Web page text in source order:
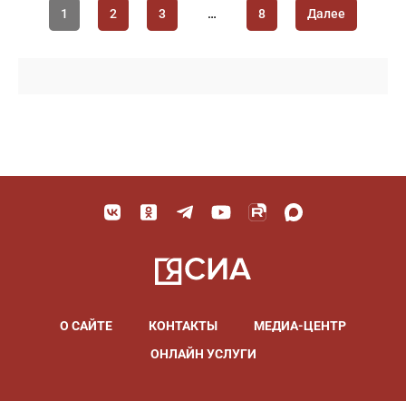
1 2 3 … 8 Далее
О САЙТЕ КОНТАКТЫ
МЕДИА-ЦЕНТР
ОНЛАЙН УСЛУГИ